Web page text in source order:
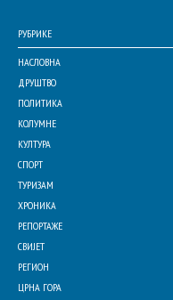
РУБРИКЕ
НАСЛОВНА
ДРУШТВО
ПОЛИТИКА
КОЛУМНЕ
КУЛТУРА
СПОРТ
ТУРИЗАМ
ХРОНИКА
РЕПОРТАЖЕ
СВИЈЕТ
РЕГИОН
ЦРНА ГОРА